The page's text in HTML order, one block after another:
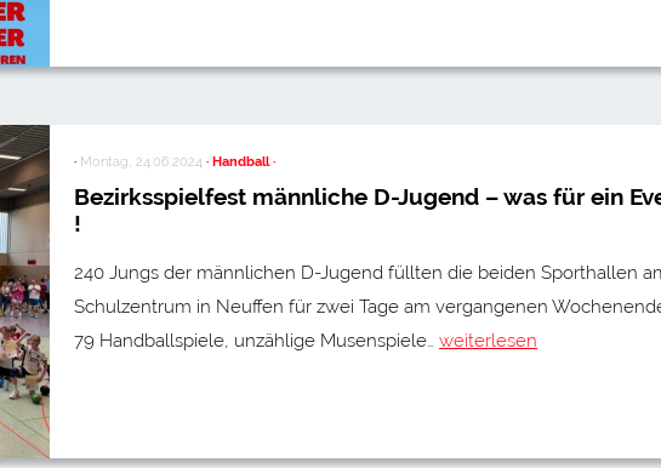
·Montag, 24.06.2024 · Handball ·
Bezirksspielfest männliche D-Jugend – was für ein
!
240 Jungs der männlichen D-Jugend füllten die beiden Sporthallen
Schulzentrum in Neuffen für zwei Tage am vergangenen
79 Handballspiele, unzählige Musenspiele… weiterlesen